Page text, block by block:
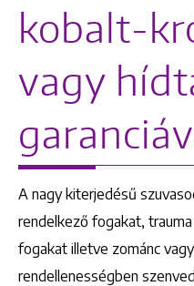
kobalt-
vagy
A nagy kiterjedésű
rendelkező fogakat,
fogakat illetve zománc
rendellenességben